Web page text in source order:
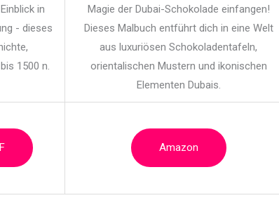
in
- dieses
1500 n.
Magie der Dubai-Schokolade einfangen!
Dieses Malbuch entführt dich in eine Welt
aus luxuriösen Schokoladentafeln,
orientalischen Mustern und ikonischen
Elementen Dubais.
Amazon